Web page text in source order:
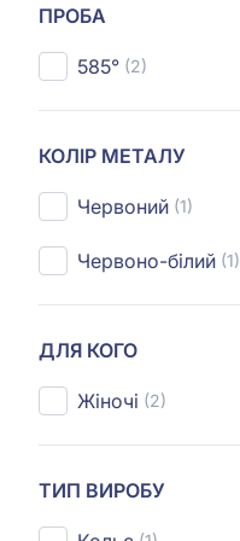
ПРОБА
585° (2)
КОЛІР МЕТАЛУ
Червоний (1)
Червоно-білий (1)
ДЛЯ КОГО
Жіночі (2)
ТИП ВИРОБУ